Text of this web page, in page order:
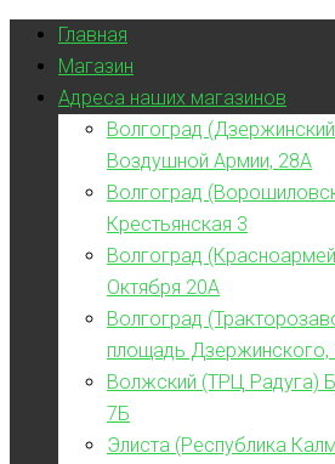
Главная
Магазин
Адреса наших магазинов
Волгоград
Воздушной Армии, 28А
Волгоград
Крестьянская 3
Волгоград
Октября 20А
Волгоград
площадь Дзержинского,
Волжский (ТРЦ Радуга)
7Б
Элиста (Республика